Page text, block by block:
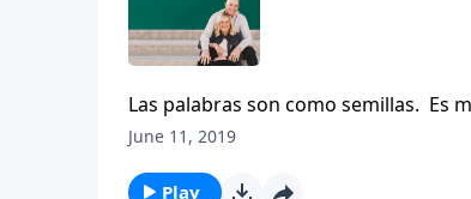
Las palabras son como semillas. Es
Muehlhoff anima a los oyentes a
June 11, 2019
Play